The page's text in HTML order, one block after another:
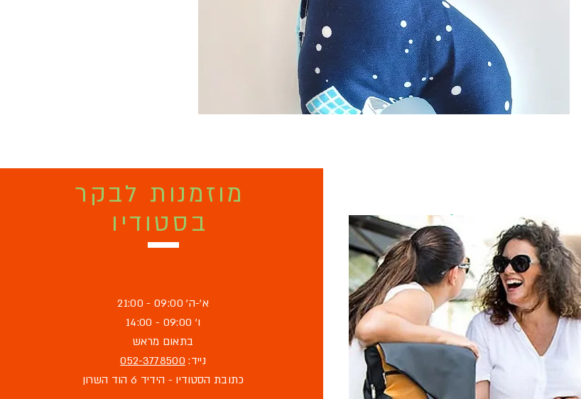
מוזמנות לבקר
בסטודיו
א'-ה' 09:00 - 21:00
ו' 09:00 - 14:00
בתאום מראש
נייד: 052-3778500
כתובת הסטודיו - הידיד 6 הוד השרון
מוזמנת לבקר
בסטודיו
ראשון - חמישי - 9-21
שישי - 9-14
בתיאום מראש